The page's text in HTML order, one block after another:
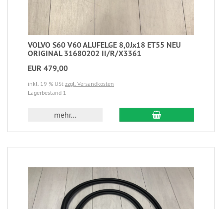
VOLVO S60 V60 ALUFELGE 8,0Jx18 ET55 NEU
ORIGINAL 31680202 II/R/X3361
EUR 479,00
inkl. 19 % USt zzgl. Versandkosten
Lagerbestand 1
mehr...